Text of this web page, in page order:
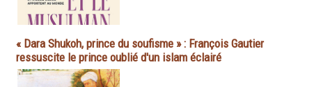
« Dara Shukoh, prince du soufisme » : François Gautier
ressuscite le prince oublié d'un islam éclairé